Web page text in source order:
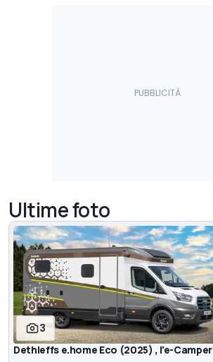
Ultime foto
3
Dethleffs e.home Eco (2025) , l'e-Camper